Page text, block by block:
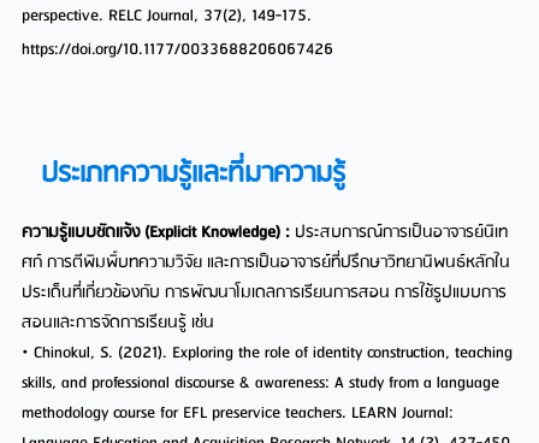
perspective. RELC Journal, 37(2), 149-175.
https://doi.org/10.1177/0033688206067426
ประเภทความรู้และที่มาความรู้
ความรู้แบบชัดแจ้ง (Explicit Knowledge) : ประสบการณ์การเป็นอาจารย์นิเท
ศก์ การตีพิมพิ์บทความวิจัย และการเป็นอาจารย์ที่ปรึกษาวิทยานิพนธ์หลักใน
ประเด็นที่เกี่ยวข้องกับ การพัฒนาโมเดลการเรียนการสอน การใช้รูปแบบการ
สอนและการจัดการเรียนรู้ เช่น
• Chinokul, S. (2021). Exploring the role of identity construction, teaching
skills, and professional discourse & awareness: A study from a language
methodology course for EFL preservice teachers. LEARN Journal: